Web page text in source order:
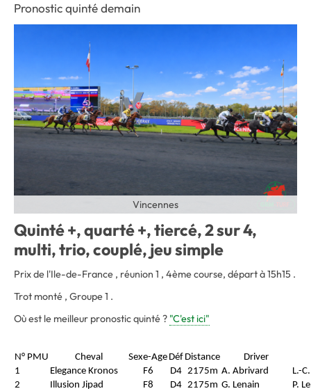
Pronostic quinté demain
Vincennes
Quinté +, quarté +, tiercé, 2 sur 4,
multi, trio, couplé, jeu simple
Prix de l'Ile-de-France , réunion 1 , 4ème course, départ à 15h15 .
Trot monté , Groupe 1 .
Où est le meilleur pronostic quinté ? "C'est ici"
N° PMU Cheval Sexe-Age Déf Distance
Driver
1
Elegance Kronos F6 D4 2175m A. Abrivard
L.-
2
Illusion Jipad F8 D4 2175m G. Lenain
P.